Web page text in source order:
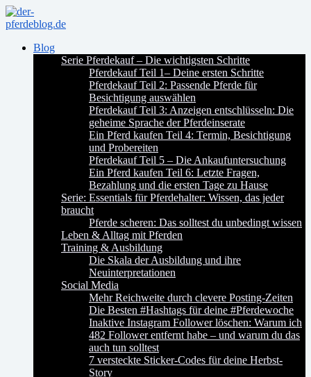
Blog
Serie Pferdekauf – Die wichtigsten Schritte
Pferdekauf Teil 1– Deine ersten Schritte
Pferdekauf Teil 2: Passende Pferde für
Besichtigung auswählen
Pferdekauf Teil 3: Anzeigen entschlüsseln: Die
geheime Sprache der Pferdeinserate
Ein Pferd kaufen Teil 4: Termin, Besichtigung
und Probereiten
Pferdekauf Teil 5 – Die Ankaufuntersuchung
Ein Pferd kaufen Teil 6: Letzte Fragen,
Bezahlung und die ersten Tage zu Hause
Serie: Essentials für Pferdehalter: Wissen, das jeder
braucht
Pferde scheren: Das solltest du unbedingt wissen
Leben & Alltag mit Pferden
Training & Ausbildung
Die Skala der Ausbildung und ihre
Neuinterpretationen
Social Media
Mehr Reichweite durch clevere Posting-Zeiten
Die Besten #Hashtags für deine #Pferdewoche
Inaktive Instagram Follower löschen: Warum ich
482 Follower entfernt habe – und warum du das
auch tun solltest
7 versteckte Sticker-Codes für deine Herbst-
Story